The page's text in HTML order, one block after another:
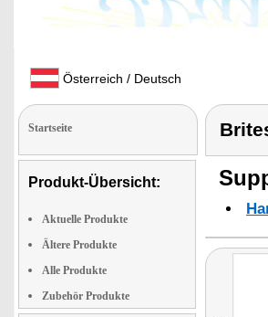
Österreich / Deutsch
Startseite
Produkt-Übersicht:
Aktuelle Produkte
Ältere Produkte
Alle Produkte
Zubehör Produkte